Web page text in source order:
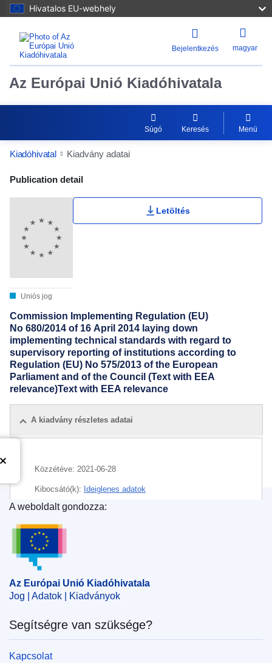
Hivatalos EU-webhely
Bejelentkezés magyar
Az Európai Unió Kiadóhivatala
Súgó Keresés Menü
Kiadóhivatal Kiadvány adatai
Publication Detail Actions Portlet
Publication detail
Uniós jog
Letöltés
Commission Implementing Regulation (EU)
No 680/2014 of 16 April 2014 laying down
implementing technical standards with regard to
supervisory reporting of institutions according to
Regulation (EU) No 575/2013 of the European
Parliament and of the Council (Text with EEA
relevance)Text with EEA relevance
A kiadvány részletes adatai
Közzétéve: 2021-06-28
Kibocsátó(k): Ideiglenes adatok
Az Európai Unió Kiadóhivatala
A weboldalt gondozza:
Az Európai Unió Kiadóhivatala
Jog | Adatok | Kiadványok
Segítségre van szüksége?
Kapcsolat